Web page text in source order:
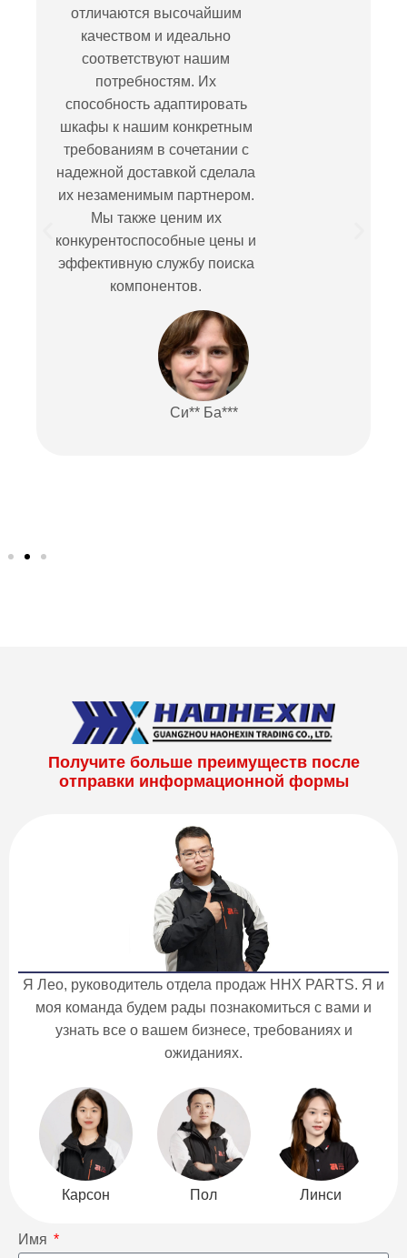
отличаются высочайшим
качеством и идеально
соответствуют нашим
потребностям. Их
способность адаптировать
шкафы к нашим конкретным
требованиям в сочетании с
надежной доставкой сделала
их незаменимым партнером.
Мы также ценим их
конкурентоспособные цены и
эффективную службу поиска
компонентов.
Си** Ба***
Получите больше преимуществ после
отправки информационной формы
Я Лео, руководитель отдела продаж HHX PARTS. Я и
моя команда будем рады познакомиться с вами и
узнать все о вашем бизнесе, требованиях и
ожиданиях.
Карсон Пол Линси
Имя